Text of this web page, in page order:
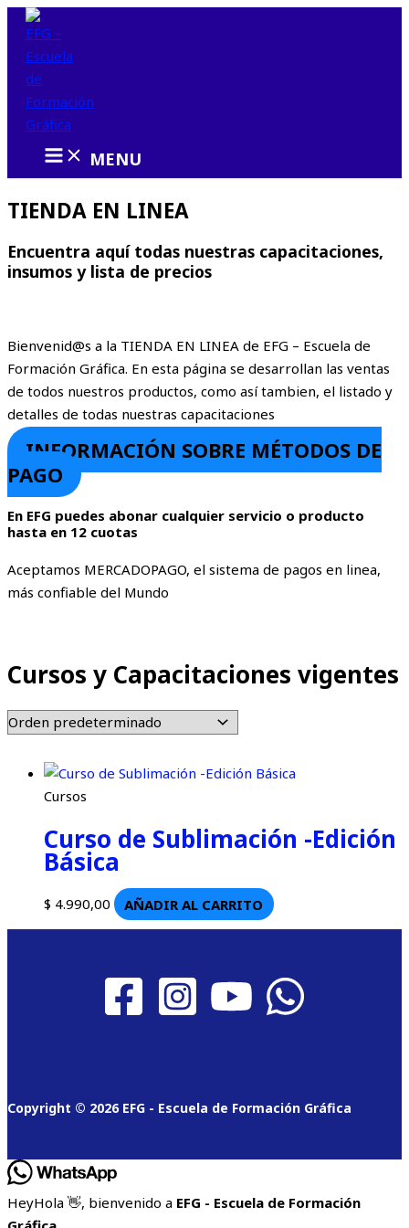
Ir
contenido
MENU
TIENDA EN LINEA
Encuentra aquí todas nuestras capacitaciones,
insumos y lista de precios
Bienvenid@s a la TIENDA EN LINEA de EFG – Escuela de
Formación Gráfica. En esta página se desarrollan las ventas
de todos nuestros productos, como así tambien, el listado y
detalles de todas nuestras capacitaciones
INFORMACIÓN SOBRE MÉTODOS DE
PAGO
En EFG puedes abonar cualquier servicio o producto
hasta en 12 cuotas
Aceptamos MERCADOPAGO, el sistema de pagos en linea,
más confiable del Mundo
Cursos y Capacitaciones vigentes
Cursos
Curso de Sublimación -Edición
Básica
$ 4.990,00 AÑADIR AL CARRITO
Copyright © 2026 EFG - Escuela de Formación Gráfica
HeyHola 👋, bienvenido a EFG - Escuela de Formación